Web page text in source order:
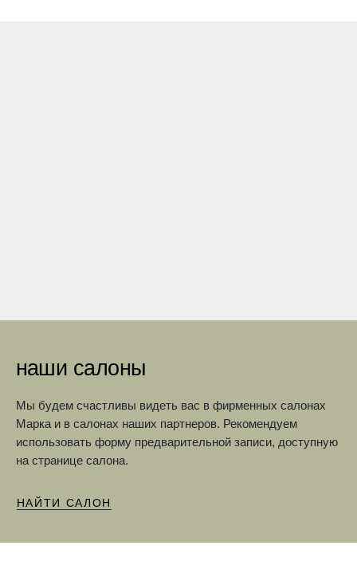
наши салоны
Мы будем счастливы видеть вас в фирменных салонах
Марка и в салонах наших партнеров. Рекомендуем
использовать форму предварительной записи, доступную
на странице салона.
НАЙТИ САЛОН